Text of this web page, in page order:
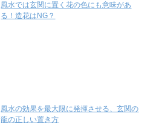
風水では玄関に置く花の色にも意味があ
る！造花はNG？
風水の効果を最大限に発揮させる、玄関の
龍の正しい置き方